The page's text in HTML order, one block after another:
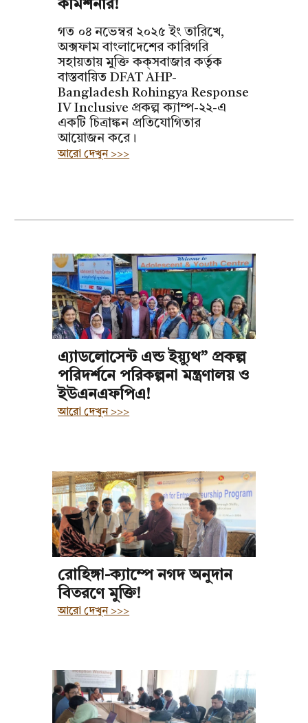
কমিশনার!
গত ০৪ নভেম্বর ২০২৫ ইং তারিখে,
অক্সফাম বাংলাদেশের কারিগরি
সহায়তায় মুক্তিকক্‌সবাজারকর্তৃক
বাস্তবায়িত DFAT AHP-
Bangladesh Rohingya Response
IV Inclusive প্রকল্প ক্যাম্প-২২-এ
একটি চিত্রাঙ্কন প্রতিযোগিতার
আয়োজন করে।
আরো দেখুন >>>
এ্যাডলোসেন্ট এন্ড ইয়্যুথ” প্রকল্প
পরিদর্শনে পরিকল্পনা মন্ত্রণালয় ও
ইউএনএফপিএ!
আরো দেখুন >>>
রোহিঙ্গা-ক্যাম্পে নগদ অনুদান
বিতরণে মুক্তি!
আরো দেখুন >>>